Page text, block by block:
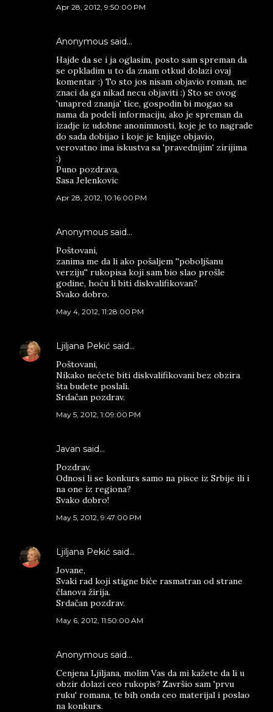
Apr 28, 2012, 9:50:00 PM
Anonymous said…
Hajde da se i ja oglasim, posto sam spreman da
se opkladim u to da znam otkud dolazi ovaj
komentar :) To sto jos nisam objavio roman, ne
znaci da ga nikad necu objaviti :) Sto se ovog
'unapred znanja' tice, gospodin bi mogao sa
nama da podeli informaciju, ako je spreman da
izadje iz udobne anonimnosti, koje je to nagrade
do sada dobijao i koje je knjige objavio,
verovatno ima iskustva sa 'pravednijim' zirijima
:)
Puno pozdrava,
Sasa Jelenkovic
Apr 28, 2012, 10:16:00 PM
Anonymous said…
Poštovani,
zanima me da li ako pošaljem ''poboljšanu
verziju'' rukopisa koji sam bio slao prošle
godine, hoću li biti diskvalifikovan?
Svako dobro.
May 4, 2012, 11:28:00 PM
Ljiljana Pekić said…
Poštovani,
Nikako nećete biti diskvalifikovani bez obzira
šta budete poslali.
Srdačan pozdrav.
May 5, 2012, 1:09:00 PM
Javan said…
Pozdrav,
Odnosi li se konkurs samo na pisce iz Srbije ili i
na one iz regiona?
Svako dobro!
May 5, 2012, 9:47:00 PM
Ljiljana Pekić said…
Jovane,
Svaki rad koji stigne biće rasmatran od strane
članova žirija.
Srdačan pozdrav.
May 6, 2012, 11:50:00 AM
Anonymous said…
Cenjena Ljiljana, molim Vas da mi kažete da li u
obzir dolazi ceo rukopis? Završio sam 'prvu
ruku' romana, te bih onda ceo materijal i poslao
na konkurs.